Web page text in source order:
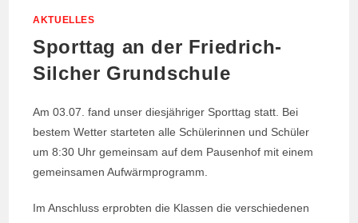
AKTUELLES
Sporttag an der Friedrich-
Silcher Grundschule
Am 03.07. fand unser diesjähriger Sporttag statt. Bei
bestem Wetter starteten alle Schülerinnen und Schüler
um 8:30 Uhr gemeinsam auf dem Pausenhof mit einem
gemeinsamen Aufwärmprogramm.
Im Anschluss erprobten die Klassen die verschiedenen